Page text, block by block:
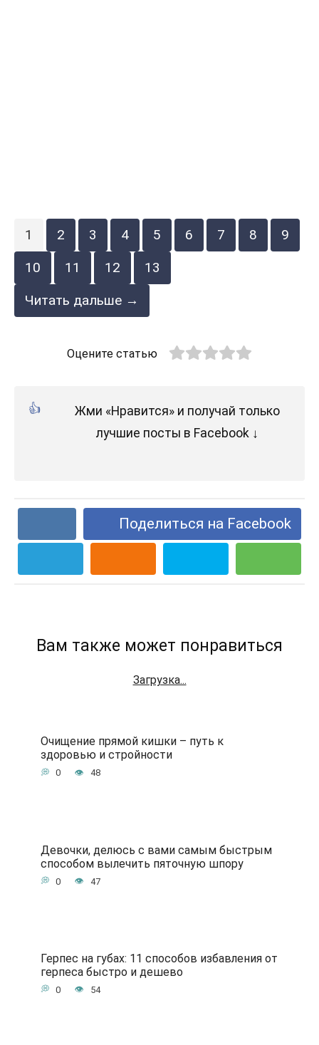
1 2 3 4 5 6 7 8
9
10
11 12
13
Читать дальше →
Оцените статью
Жми «Нравится» и получай только
лучшие посты в Facebook ↓
Поделиться на Facebook
Вам также может понравиться
Загрузка...
Очищение прямой кишки – путь к
здоровью и стройности
0 48
Девочки, делюсь с вами самым быстрым
способом вылечить пяточную шпору
0 47
Герпес на губах: 11 способов избавления от
герпеса быстро и дешево
0 54